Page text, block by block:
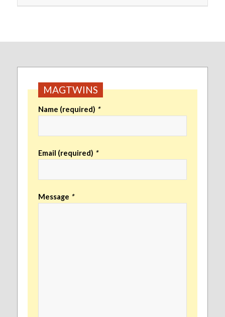
MAGTWINS
Name (required) *
Email (required) *
Message *